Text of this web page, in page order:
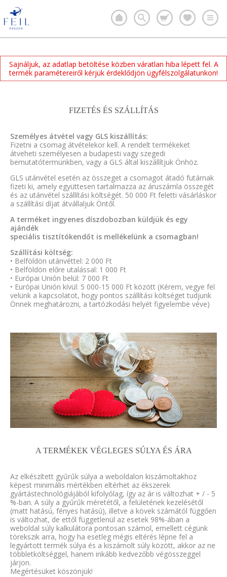
Sajnáljuk, az adatlap betöltése közben váratlan hiba lépett fel. A
termék paramétereiről kérjük érdeklődjön ügyfélszolgálatunkon!
FIZETÉS ÉS SZÁLLÍTÁS
Személyes átvétel vagy GLS kiszállítás:
Fizetni a csomag átvételekor kell. A rendelt termékeket
átveheti személyesen a budapesti vagy szegedi
bemutatótermünkben, vagy a GLS által kiszállítjuk Önhöz.
GLS utánvétel esetén az összeget a csomagot átadó futárnak
fizeti ki, amely együttesen tartalmazza az áruszámla összegét
és az utánvétel szállítási költségét. 50 000 Ft feletti vásárláskor
a szállítási díjat átvállaljuk Öntől.
A terméket ingyenes díszdobozban küldjük és egy
ajándék
speciális tisztítókendőt is mellékelünk a csomagban!
Szállítási költség:
• Belföldön utánvéttel: 2 000 Ft
• Belföldön előre utalással: 1 000 Ft
• Európai Unión belül: 7 000 Ft
• Európai Unión kívül: 5 000-15 000 Ft között (Kérem, vegye fel
velünk a kapcsolatot, hogy pontos szállítási költséget tudjunk
Önnek meghatározni, a tartózkodási helyét figyelembe véve)
A TERMÉKEK VÉGLEGES SÚLYA ÉS ÁRA
Az elkészített gyűrűk súlya a weboldalon kiszámoltakhoz
képest minimális mértékben eltérhet az ékszerek
gyártástechnológiájából kifolyólag, így az ár is változhat + / - 5
%-ban. A súly a gyűrűk méretétől, a felületének kezelésétől
(matt hatású, fényes hatású), illetve a kövek számától függően
is változhat, de ettől függetlenül az esetek 98%-ában a
weboldal súly kalkulátora pontosan számol, emellett cégünk
törekszik arra, hogy ha esetleg mégis eltérés lépne fel a
legyártott termék súlya és a kiszámolt súly között, akkor az ne
többletköltséggel, hanem inkább kedvezőbb végösszeggel
járjon.
Megértésüket köszönjük!